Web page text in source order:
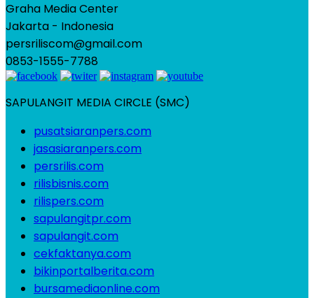
Graha Media Center
Jakarta - Indonesia
persriliscom@gmail.com
0853-1555-7788
SAPULANGIT MEDIA CIRCLE (SMC)
pusatsiaranpers.com
jasasiaranpers.com
persrilis.com
rilisbisnis.com
rilispers.com
sapulangitpr.com
sapulangit.com
cekfaktanya.com
bikinportalberita.com
bursamediaonline.com